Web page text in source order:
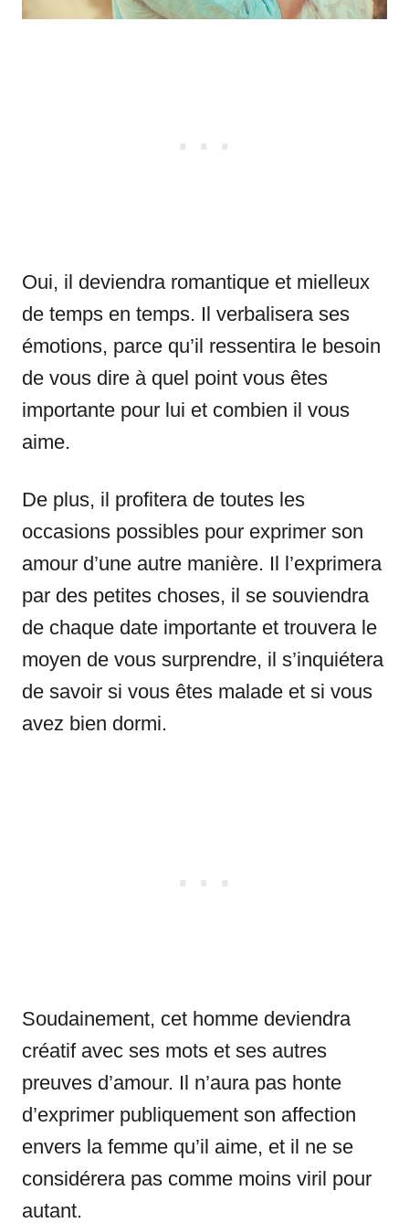
Oui, il deviendra romantique et mielleux
de temps en temps. Il verbalisera ses
émotions, parce qu’il ressentira le besoin
de vous dire à quel point vous êtes
importante pour lui et combien il vous
aime.
De plus, il profitera de toutes les
occasions possibles pour exprimer son
amour d’une autre manière. Il l’exprimera
par des petites choses, il se souviendra
de chaque date importante et trouvera le
moyen de vous surprendre, il s’inquiétera
de savoir si vous êtes malade et si vous
avez bien dormi.
Soudainement, cet homme deviendra
créatif avec ses mots et ses autres
preuves d’amour. Il n’aura pas honte
d’exprimer publiquement son affection
envers la femme qu’il aime, et il ne se
considérera pas comme moins viril pour
autant.